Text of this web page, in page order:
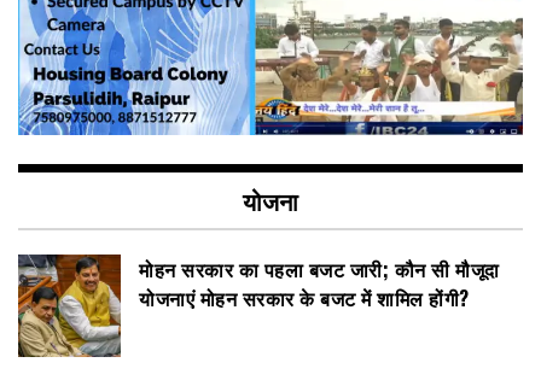
योजना
मोहन सरकार का पहला बजट जारी; कौन सी मौजूदा
योजनाएं मोहन सरकार के बजट में शामिल होंगी?